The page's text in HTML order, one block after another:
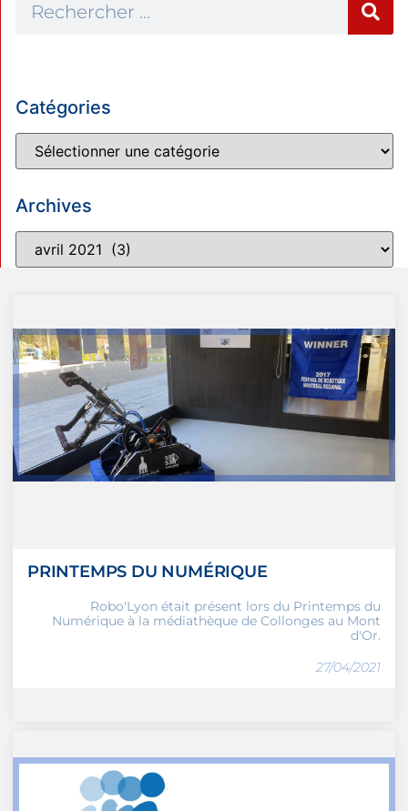
PRINTEMPS DU NUMÉRIQUE
Robo'Lyon était présent lors du Printemps du
Numérique à la médiathèque de Collonges au Mont
d'Or.
27/04/2021
Catégories
Archives